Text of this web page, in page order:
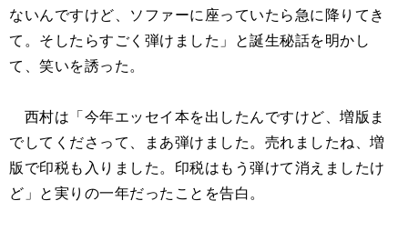
ないんですけど、ソファーに座っていたら急に降りてき
て。そしたらすごく弾けました」と誕生秘話を明かし
て、笑いを誘った。
西村は「今年エッセイ本を出したんですけど、増版ま
でしてくださって、まあ弾けました。売れましたね、増
版で印税も入りました。印税はもう弾けて消えましたけ
ど」と実りの一年だったことを告白。